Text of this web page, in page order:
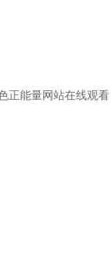
正能量网站在线观看